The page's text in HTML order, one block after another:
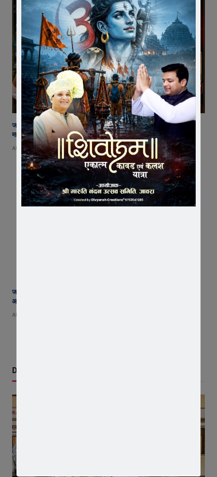
जावरा में बनेगा आस्था का नया केंद्र! आनंदी हनुमान मुक्तिधाम में स्थापित होगी भव्य
महादेव प्रतिमा
AUGUST 8, 2026
जावरा सिविल हॉस्पिटल में कमाल! 70 वर्षीय महिला के कूल्हे का सफल ऑपरेशन,
आयुष्मान से इलाज हुआ नि:शुल्क
AUGUST 8, 2026
Don't Miss